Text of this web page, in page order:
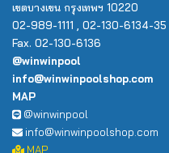
เขตบางเขน กรุงเทพฯ 10220
02-989-1111 , 02-130-6134-35
Fax. 02-130-6136
@winwinpool
info@winwinpoolshop.com
MAP
@winwinpool
info@winwinpoolshop.com
MAP